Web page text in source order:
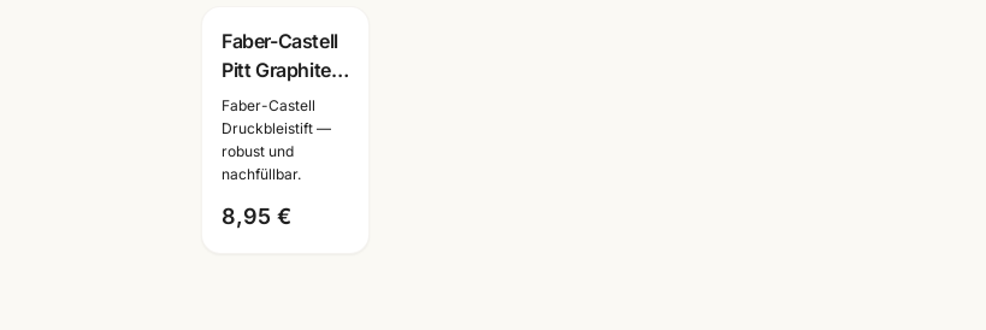
Faber-Castell
Pitt Graphite
Matt Bleistifte
· 6er + 11er Set
· Weltneuheit
Faber-Castell
Druckbleistift —
robust und
nachfüllbar.
8,95 €